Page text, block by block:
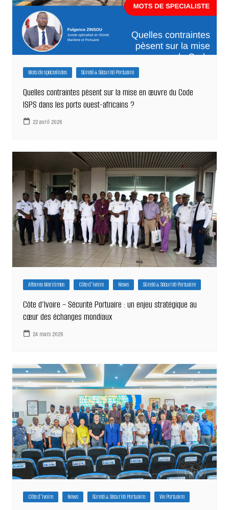
Mots de spécialistes Sûreté & Sécurité Portuaire
Quelles contraintes pèsent sur la mise en œuvre du Code
ISPS dans les ports ouest-africains ?
22 avril 2026
Affaires Maritimes Côte d'Ivoire News Sûreté & Sécurité Portuaire
Côte d’Ivoire – Sécurité Portuaire : un enjeu stratégique au
cœur des échanges mondiaux
24 mars 2026
Côte d'Ivoire News Sûreté & Sécurité Portuaire Vie Portuaire